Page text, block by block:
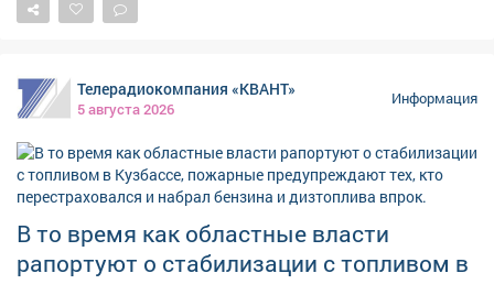
мониторинг укрытий. На фото - укрытия в
Телерадиокомпания «КВАНТ»
5 августа 2026
Информация
В то время как областные власти
рапортуют о стабилизации с топливом в